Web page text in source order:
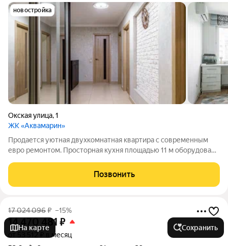
новостройка
Окская улица,1
ЖК «Аквамарин»
Продается уютная двухкомнатная квартира с современным
евро ремонтом. Просторная кухня площадью 11 м оборудована
изолированные, что обеспечивает комфорт и приватность. В
квартире раздельный
Позвонить
17 024 096₽ –15%
14 470 481 ₽
от 53 512 ₽ в месяц
На карте Сохранить